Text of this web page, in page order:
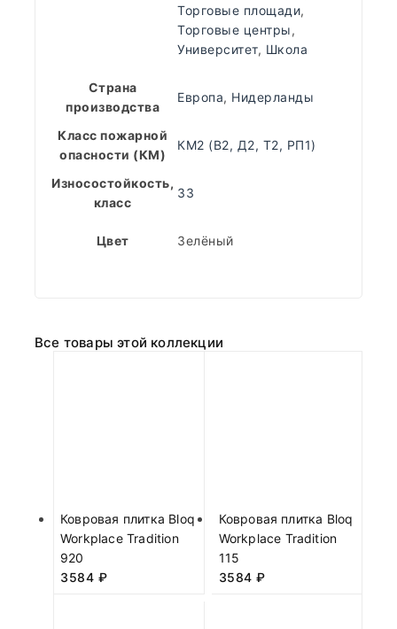
Торговые площади,
Торговые центры,
Университет, Школа
Страна
производства
Европа, Нидерланды
Класс пожарной
опасности (КМ)
КМ2 (В2, Д2, Т2, РП1)
Износостойкость,
класс
33
Цвет Зелёный
Все товары этой коллекции
Ковровая плитка Bloq
Workplace Tradition
920
3584 ₽
Ковровая плитка Bloq
Workplace Tradition
115
3584 ₽